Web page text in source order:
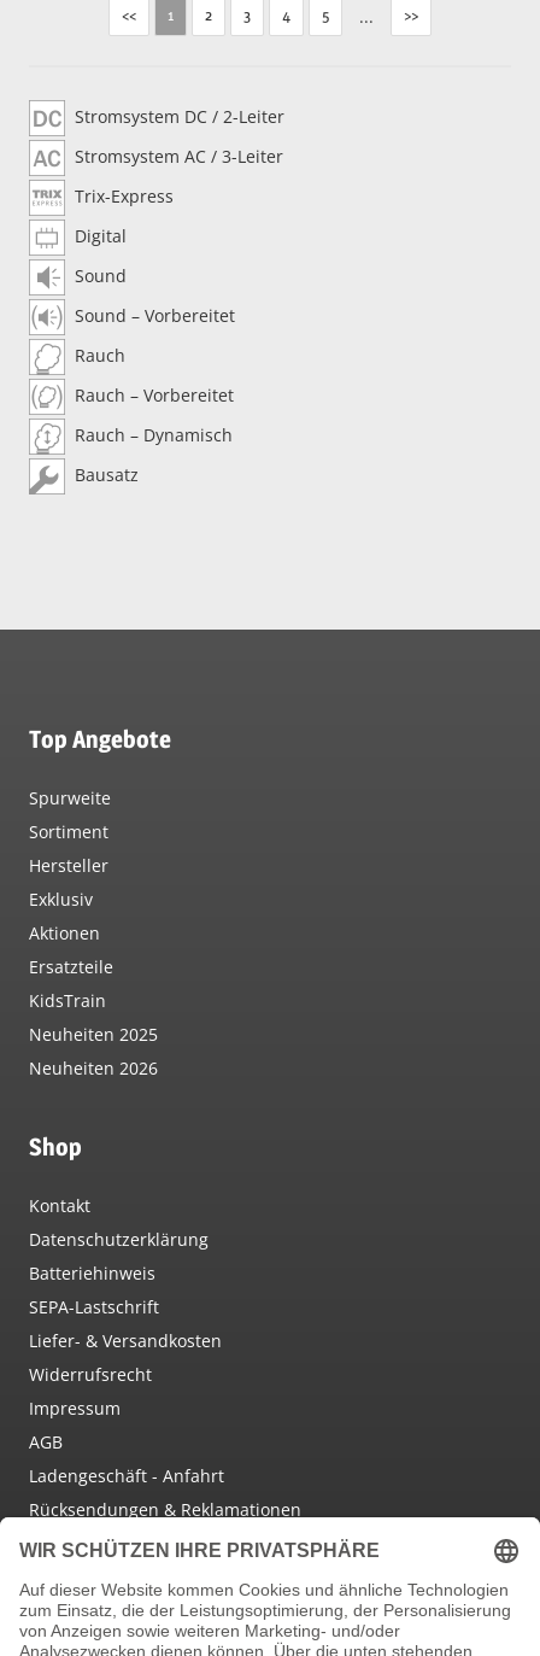
<< 1 2 3 4 5 ... >>
Stromsystem DC / 2-Leiter
Stromsystem AC / 3-Leiter
Trix-Express
Digital
Sound
Sound – Vorbereitet
Rauch
Rauch – Vorbereitet
Rauch – Dynamisch
Bausatz
Top Angebote
Spurweite
Sortiment
Hersteller
Exklusiv
Aktionen
Ersatzteile
KidsTrain
Neuheiten 2025
Neuheiten 2026
Shop
Kontakt
Datenschutzerklärung
Batteriehinweis
SEPA-Lastschrift
Liefer- & Versandkosten
Widerrufsrecht
Impressum
AGB
Ladengeschäft - Anfahrt
Rücksendungen & Reklamationen
Social Media
Facebook